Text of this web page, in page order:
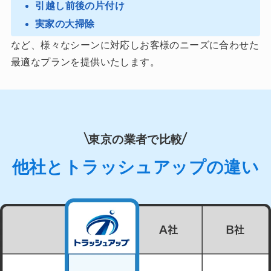
︎引越し前後の片付け
実家の大掃除
など、様々なシーンに対応しお客様のニーズに合わせた
最適なプランを提供いたします。
東京の業者で比較
他社とトラッシュアップの違い